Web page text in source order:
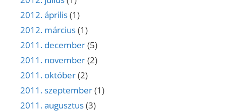
2012. április(1)
2012. március(1)
2011. december(5)
2011. november(2)
2011. október(2)
2011. szeptember(1)
2011. augusztus(3)